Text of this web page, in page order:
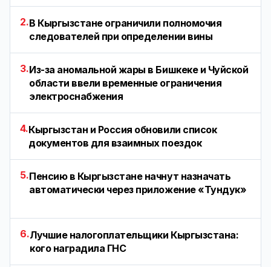
2.В Кыргызстане ограничили полномочия
следователей при определении вины
3.Из-за аномальной жары в Бишкеке и Чуйской
области ввели временные ограничения
электроснабжения
4.Кыргызстан и Россия обновили список
документов для взаимных поездок
5.Пенсию в Кыргызстане начнут назначать
автоматически через приложение «Тундук»
6.Лучшие налогоплательщики Кыргызстана:
кого наградила ГНС